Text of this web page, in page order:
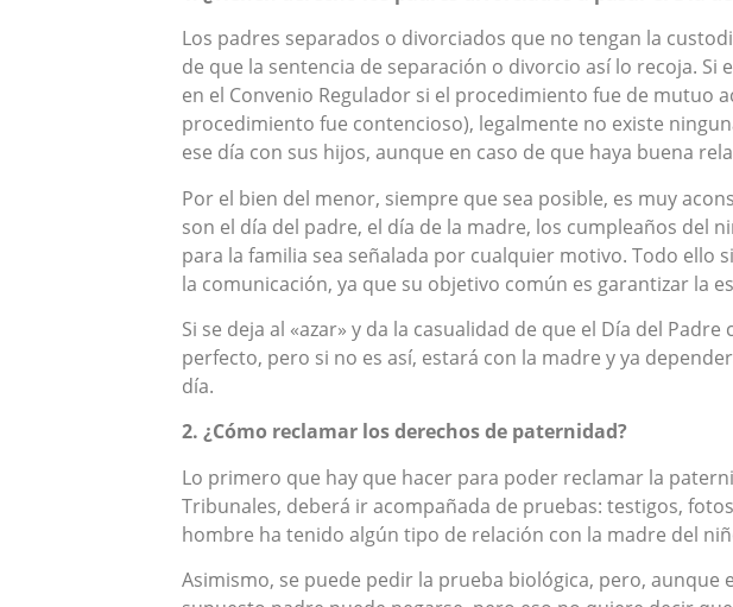
Los padres separados o divorciados que no tengan la
de que la sentencia de separación o divorcio así lo recoja.
en el Convenio Regulador si el procedimiento fue de
procedimiento fue contencioso), legalmente no existe
ese día con sus hijos, aunque en caso de que haya buena
Por el bien del menor, siempre que sea posible, es muy
son el día del padre, el día de la madre, los cumpleaños del
para la familia sea señalada por cualquier motivo. Todo
la comunicación, ya que su objetivo común es garantizar la
Si se deja al «azar» y da la casualidad de que el Día del
perfecto, pero si no es así, estará con la madre y ya
día.
2. ¿Cómo reclamar los derechos de paternidad?
Lo primero que hay que hacer para poder reclamar la
Tribunales, deberá ir acompañada de pruebas: testigos,
hombre ha tenido algún tipo de relación con la madre del
Asimismo, se puede pedir la prueba biológica, pero,